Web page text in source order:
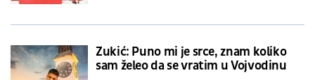
Zukić: Puno mi je srce, znam koliko
sam želeo da se vratim u Vojvodinu